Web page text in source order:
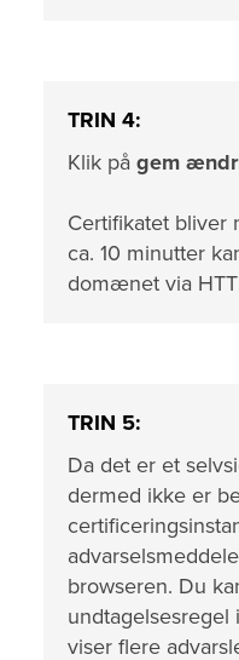
TRIN 4:
Klik på gem
Certifikatet bliver
ca. 10 minutter
domænet via
TRIN 5:
Da det er et
dermed ikke er
browseren. Du
undtagelsesregel
viser flere